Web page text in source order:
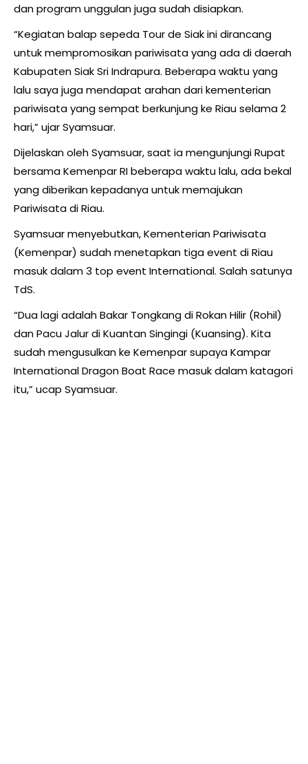
dan program unggulan juga sudah disiapkan.
“Kegiatan balap sepeda Tour de Siak ini dirancang
untuk mempromosikan pariwisata yang ada di daerah
Kabupaten Siak Sri Indrapura. Beberapa waktu yang
lalu saya juga mendapat arahan dari kementerian
pariwisata yang sempat berkunjung ke Riau selama 2
hari,” ujar Syamsuar.
Dijelaskan oleh Syamsuar, saat ia mengunjungi Rupat
bersama Kemenpar RI beberapa waktu lalu, ada bekal
yang diberikan kepadanya untuk memajukan
Pariwisata di Riau.
Syamsuar menyebutkan, Kementerian Pariwisata
(Kemenpar) sudah menetapkan tiga event di Riau
masuk dalam 3 top event International. Salah satunya
TdS.
“Dua lagi adalah Bakar Tongkang di Rokan Hilir (Rohil)
dan Pacu Jalur di Kuantan Singingi (Kuansing). Kita
sudah mengusulkan ke Kemenpar supaya Kampar
International Dragon Boat Race masuk dalam katagori
itu,” ucap Syamsuar.